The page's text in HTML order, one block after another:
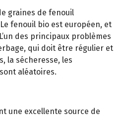
graines de fenouil
fenouil bio est européen, et
des principaux problèmes
qui doit être régulier et
la sécheresse, les
aléatoires.
une excellente source de